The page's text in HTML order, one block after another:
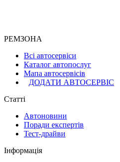
РЕМЗОНА
Всі автосервіси
Каталог автопослуг
Мапа автосервісів
ДОДАТИ АВТОСЕРВІС
Статті
Автоновини
Поради експертів
Тест-драйви
Інформація